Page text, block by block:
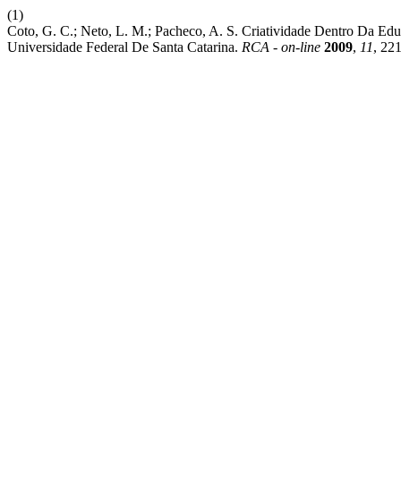
(1)
Coto, G. C.; Neto, L. M.; Pacheco, A. S. Criatividade Dentro Da
Universidade Federal De Santa Catarina. RCA - on-line 2009, 11,